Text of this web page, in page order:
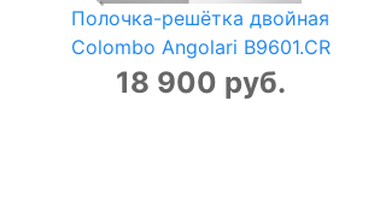
Полочка-решётка двойная
Colombo Angolari B9601.CR
18 900 руб.